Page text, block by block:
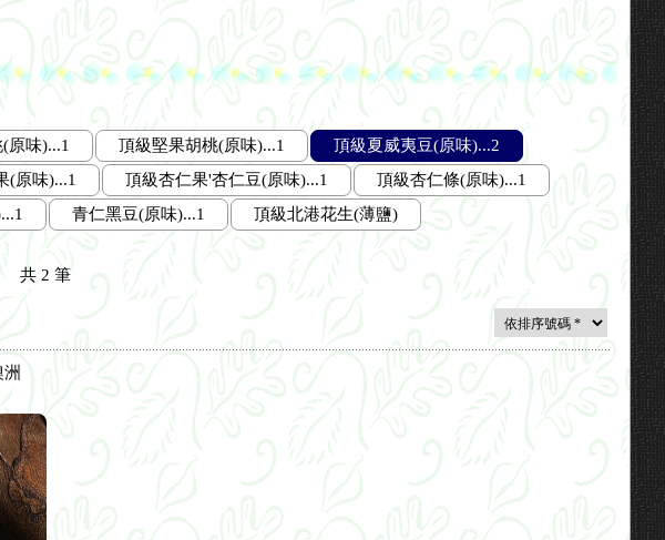
原味)...1 頂級堅果胡桃(原味)...1
頂級夏威夷豆(原味)...2
(原味)...1 頂級杏仁果'杏仁豆(原味)...1
頂級杏仁條(原味)...1
青仁黑豆(原味)...1 頂級北港花生(薄鹽)
共2 筆